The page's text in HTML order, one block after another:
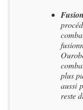
plus
aussi
reste